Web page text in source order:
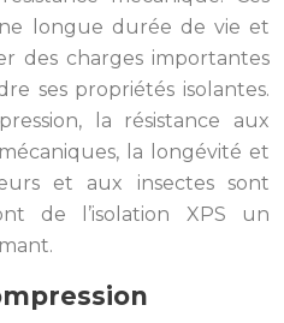
longue durée de vie et
des charges importantes
ses propriétés isolantes.
la résistance aux
la longévité et
et aux insectes sont
de l’isolation XPS un